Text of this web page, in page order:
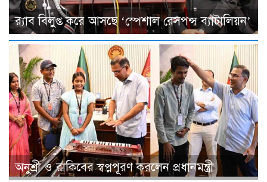
র‌্যাব বিলুপ্ত করে আসছে ‘স্পেশাল রেসপন্স ব্যাটালিয়ন’
অনুশ্রী ও রাকিবের স্বপ্নপূরণ করলেন প্রধানমন্ত্রী